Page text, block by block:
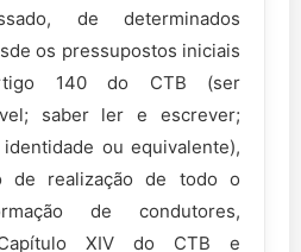
de determinados
os pressupostos iniciais
140 do CTB (ser
saber ler e escrever;
ou equivalente),
de realização de todo o
de condutores,
XIV do CTB e